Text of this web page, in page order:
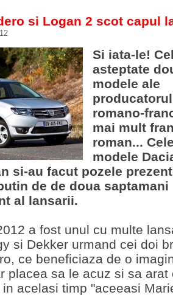
si Logan 2 scot capul
Si iata-le!
asteptate
modele ale
romano-
mai mult
roman...
modele
si-au facut pozele
de de doua saptamani
al lansarii.
a fost unul cu multe
si Dekker urmand cei doi
ce beneficiaza de o
placea sa le acuz si sa arat
acelasi timp "aceeasi